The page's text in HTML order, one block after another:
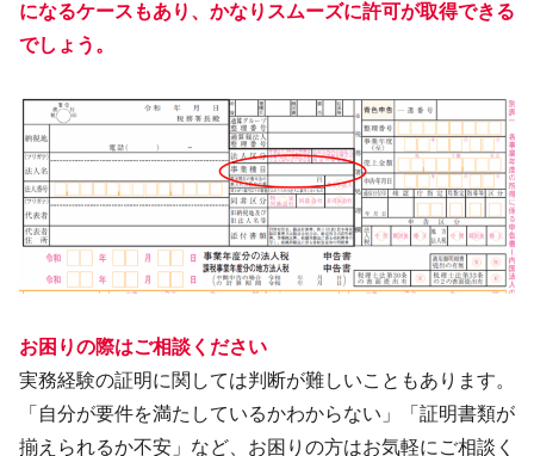
になるケースもあり、かなりスムーズに許可が取得できる
でしょう。
お困りの際はご相談ください
実務経験の証明に関しては判断が難しいこともあります。
「自分が要件を満たしているかわからない」「証明書類が
揃えられるか不安」など、お困りの方はお気軽にご相談く